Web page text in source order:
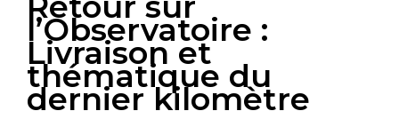
l’Observatoire :
Livraison et
thématique du
dernier kilomètre